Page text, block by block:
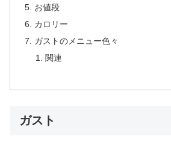
お値段
カロリー
ガストのメニュー色々
関連
ガスト